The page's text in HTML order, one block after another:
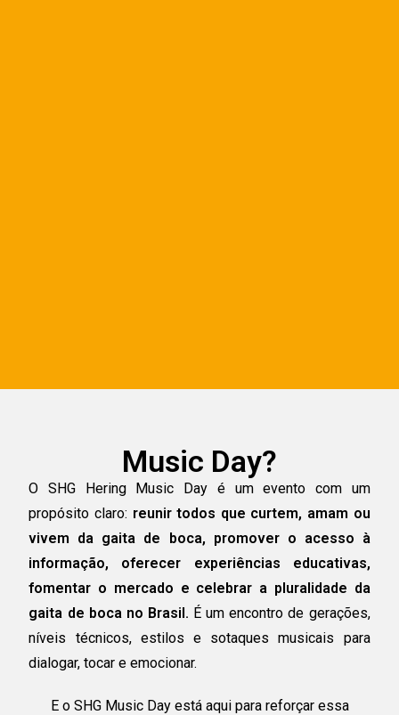
Music Day?
O SHG Hering Music Day é um evento com um
propósito claro: reunir todos que curtem, amam ou
vivem da gaita de boca, promover o acesso à
informação, oferecer experiências educativas,
fomentar o mercado e celebrar a pluralidade da
gaita de boca no Brasil. É um encontro de gerações,
níveis técnicos, estilos e sotaques musicais para
dialogar, tocar e emocionar.
E o SHG Music Day está aqui para reforçar essa